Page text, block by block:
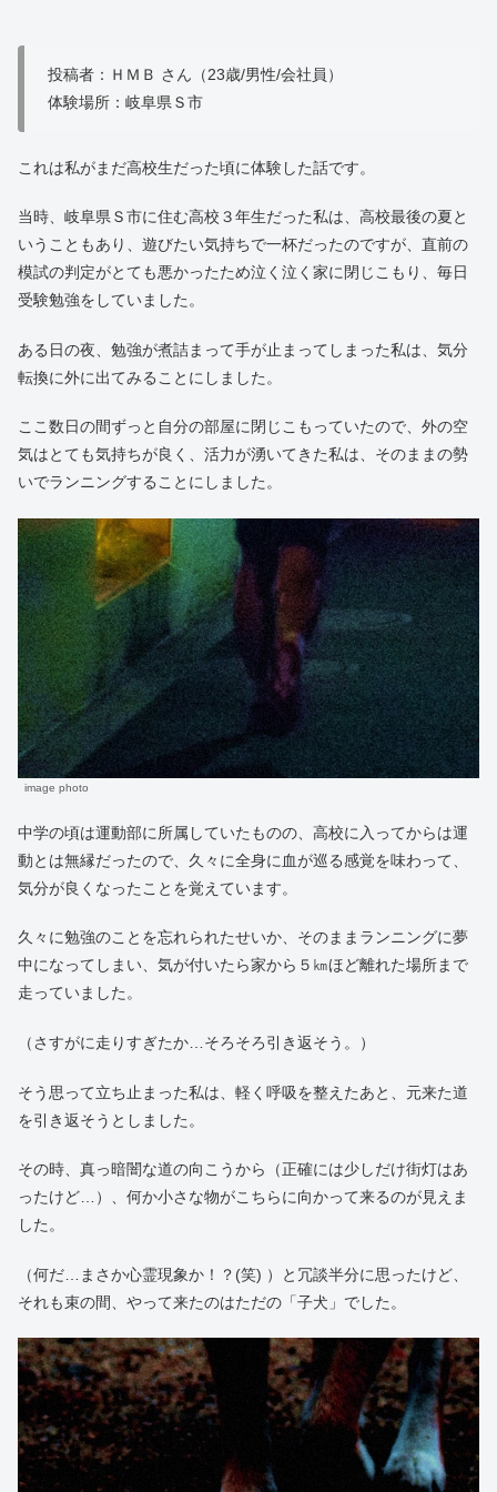
投稿者：ＨＭＢ さん（23歳/男性/会社員）
体験場所：岐阜県Ｓ市
これは私がまだ高校生だった頃に体験した話です。
当時、岐阜県Ｓ市に住む高校３年生だった私は、高校最後の夏と
いうこともあり、遊びたい気持ちで一杯だったのですが、直前の
模試の判定がとても悪かったため泣く泣く家に閉じこもり、毎日
受験勉強をしていました。
ある日の夜、勉強が煮詰まって手が止まってしまった私は、気分
転換に外に出てみることにしました。
ここ数日の間ずっと自分の部屋に閉じこもっていたので、外の空
気はとても気持ちが良く、活力が湧いてきた私は、そのままの勢
いでランニングすることにしました。
image photo
中学の頃は運動部に所属していたものの、高校に入ってからは運
動とは無縁だったので、久々に全身に血が巡る感覚を味わって、
気分が良くなったことを覚えています。
久々に勉強のことを忘れられたせいか、そのままランニングに夢
中になってしまい、気が付いたら家から５㎞ほど離れた場所まで
走っていました。
（さすがに走りすぎたか…そろそろ引き返そう。）
そう思って立ち止まった私は、軽く呼吸を整えたあと、元来た道
を引き返そうとしました。
その時、真っ暗闇な道の向こうから（正確には少しだけ街灯はあ
ったけど…）、何か小さな物がこちらに向かって来るのが見えま
した。
（何だ…まさか心霊現象か！？(笑) ）と冗談半分に思ったけど、
それも束の間、やって来たのはただの「子犬」でした。